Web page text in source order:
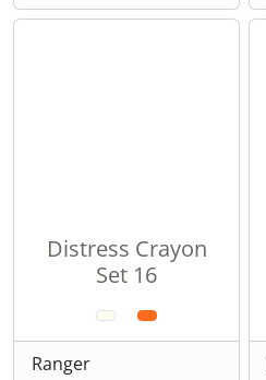
Distress Crayon
Set 16
Ranger